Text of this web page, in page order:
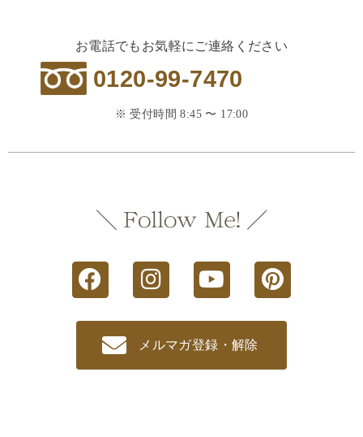
お電話でもお気軽にご連絡ください
0120-99-7470
※ 受付時間 8:45 〜 17:00
メルマガ登録・解除